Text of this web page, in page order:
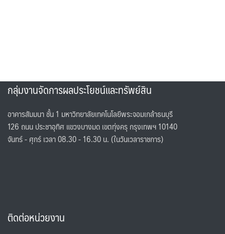
กลุ่มงานจัดการผลประโยชน์และทรัพย์สิน
อาคารสัมมนา ชั้น 1 มหาวิทยาลัยเทคโนโลยีพระจอมเกล้าธนบุรี
126 ถนน ประชาอุทิศ แขวงบางมด เขตทุ่งครุ กรุงเทพฯ 10140
จันทร์ - ศุกร์ เวลา 08.30 - 16.30 น. (ในวันเวลาราชการ)
ติดต่อหน่วยงาน